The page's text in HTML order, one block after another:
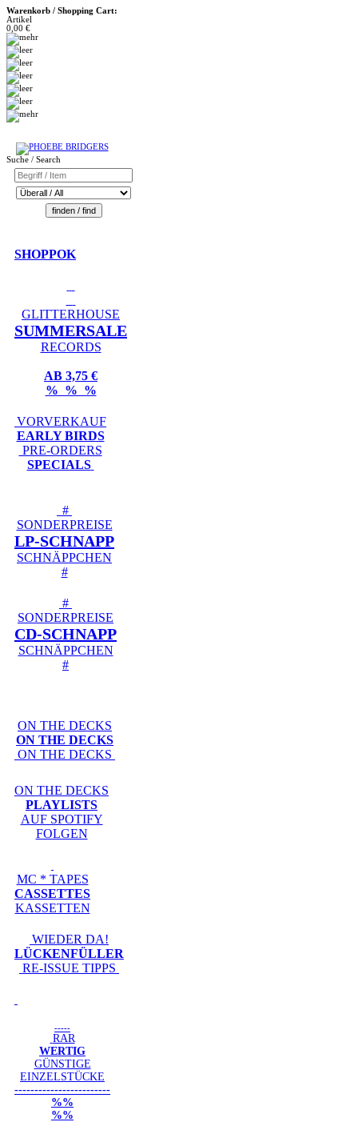
Warenkorb / Shopping Cart:
Artikel
0,00 €
Suche / Search
SHOPPOK
GLITTERHOUSE
SUMMERSALE
RECORDS
AB 3,75 €
% % %
VORVERKAUF
EARLY BIRDS
PRE-ORDERS
SPECIALS
#
SONDERPREISE
LP-SCHNAPP
SCHNÄPPCHEN
#
#
SONDERPREISE
CD-SCHNAPP
SCHNÄPPCHEN
#
ON THE DECKS
ON THE DECKS
ON THE DECKS
ON THE DECKS
PLAYLISTS
AUF SPOTIFY
FOLGEN
MC * TAPES
CASSETTES
KASSETTEN
WIEDER DA!
LÜCKENFÜLLER
RE-ISSUE TIPPS
-----
RAR
WERTIG
GÜNSTIGE
EINZELSTÜCKE
------------------------
%%
%%